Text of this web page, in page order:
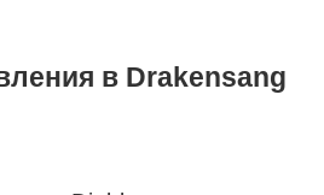
в Drakensang